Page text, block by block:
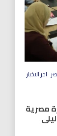
اخر الاخبار
مصرية